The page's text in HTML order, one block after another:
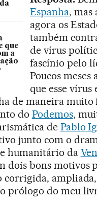
que
a
Espanha, mas
agora os
também
de vírus
fascínio pelo
Poucos meses
que esse vírus
de maneira muito
do Podemos,
de Pablo
junto com o
humanitário da
dois bons motivos
corrigida,
prólogo do meu